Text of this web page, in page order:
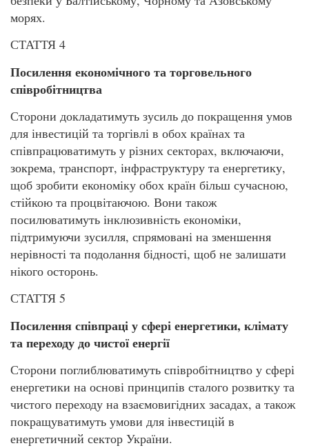
морях.
СТАТТЯ 4
Посилення економічного та торговельного
співробітництва
Сторони докладатимуть зусиль до покращення умов
для інвестицій та торгівлі в обох країнах та
співпрацюватимуть у різних секторах, включаючи,
зокрема, транспорт, інфраструктуру та енергетику,
щоб зробити економіку обох країн більш сучасною,
стійкою та процвітаючою. Вони також
посилюватимуть інклюзивність економіки,
підтримуючи зусилля, спрямовані на зменшення
нерівності та подолання бідності, щоб не залишати
нікого осторонь.
СТАТТЯ 5
Посилення співпраці у сфері енергетики, клімату
та переходу до чистої енергії
Сторони поглиблюватимуть співробітництво у сфері
енергетики на основі принципів сталого розвитку та
чистого переходу на взаємовигідних засадах, а також
покращуватимуть умови для інвестицій в
енергетичний сектор України.